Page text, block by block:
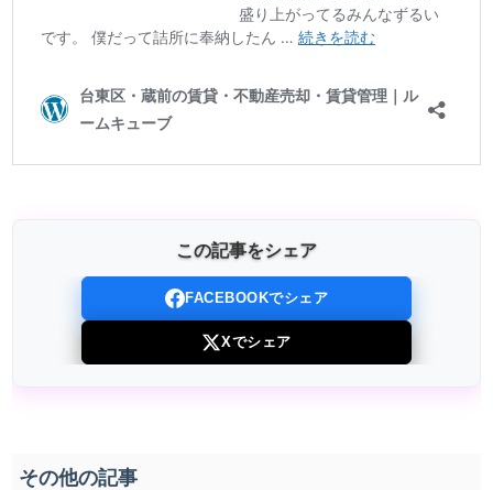
この記事をシェア
FACEBOOKでシェア
Xでシェア
その他の記事